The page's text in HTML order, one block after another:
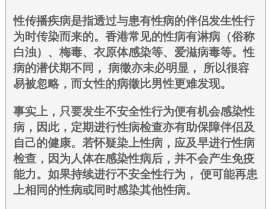
性传播疾病是指透过与患有性病的伴侣发生性行
为时传染而来的。香港常见的性病有淋病（俗称
白浊）、梅毒、衣原体感染等、爱滋病毒等。性
病的潜伏期不同， 病徵亦未必明显， 所以很容
易被忽略，而女性的病徵比男性更难发现。
事实上，只要发生不安全性行为便有机会感染性
病，因此，定期进行性病检查亦有助保障伴侣及
自己的健康。若怀疑染上性病，应及早进行性病
检查，因为人体在感染性病后，并不会产生免疫
能力。如果持续进行不安全性行为， 便可能再患
上相同的性病或同时感染其他性病。